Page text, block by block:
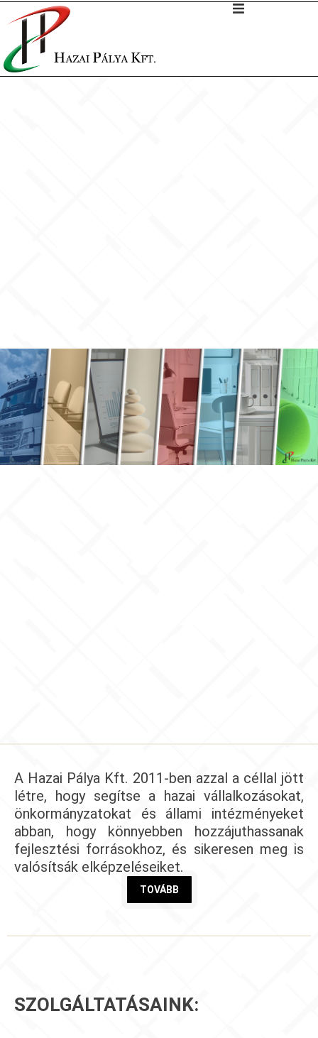
A Hazai Pálya Kft. 2011-ben azzal a céllal jött
létre, hogy segítse a hazai vállalkozásokat,
önkormányzatokat és állami intézményeket
abban, hogy könnyebben hozzájuthassanak
fejlesztési forrásokhoz, és sikeresen meg is
valósítsák elképzeléseiket.
TOVÁBB
SZOLGÁLTATÁSAINK: